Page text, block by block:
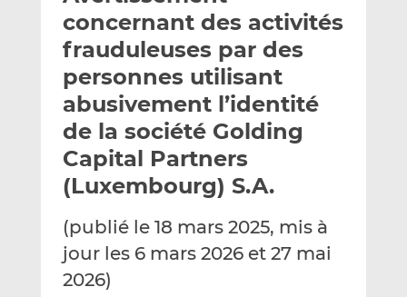
e
p
a
r
e
m
a
i
g
e
r
s
u
r
L
i
n
k
e
d
I
g
e
r
s
u
F
a
c
e
b
o
o
concernant des activités
frauduleuses par des
personnes utilisant
abusivement l’identité
de la société Golding
Capital Partners
(Luxembourg) S.A.
(publié le 18 mars 2025, mis à
jour les 6 mars 2026 et 27 mai
2026)